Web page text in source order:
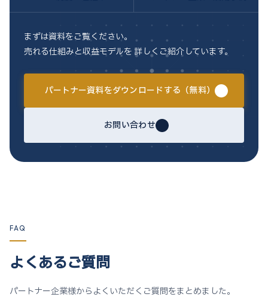
まずは資料をご覧ください。
売れる仕組みと収益モデルを 詳しくご紹介しています。
パートナー資料をダウンロードする（無料）
お問い合わせ
FAQ
よくあるご質問
パートナー企業様からよくいただくご質問をまとめました。